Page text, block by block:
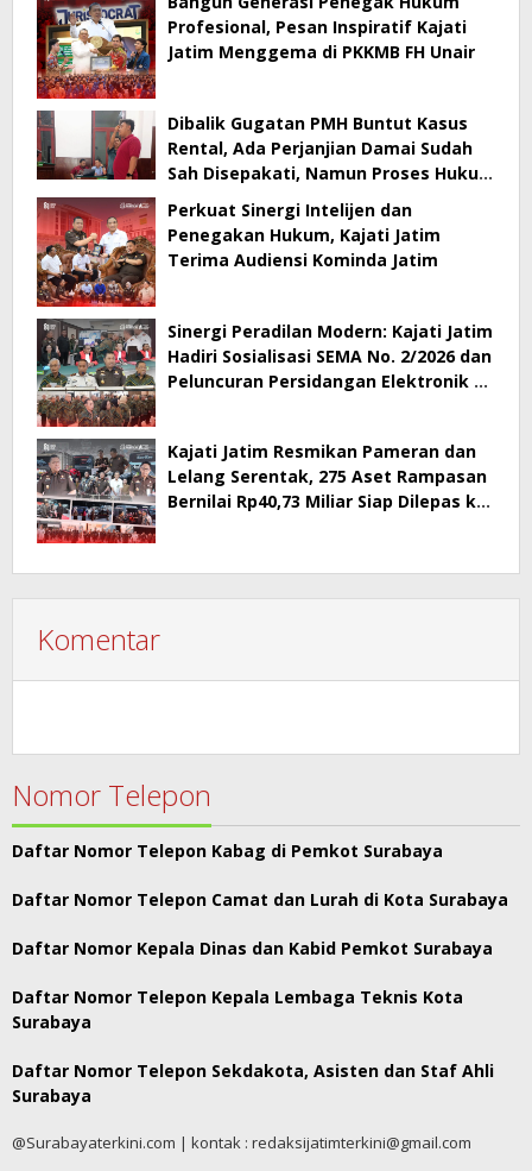
Profesional, Pesan Inspiratif Kajati
Jatim Menggema di PKKMB FH Unair
Dibalik Gugatan PMH Buntut Kasus
Rental, Ada Perjanjian Damai Sudah
Sah Disepakati, Namun Proses Hukum
Berlanjut
Perkuat Sinergi Intelijen dan
Penegakan Hukum, Kajati Jatim
Terima Audiensi Kominda Jatim
Sinergi Peradilan Modern: Kajati Jatim
Hadiri Sosialisasi SEMA No. 2/2026 dan
Peluncuran Persidangan Elektronik di
Kajati Jatim Resmikan Pameran dan
Lelang Serentak, 275 Aset Rampasan
Bernilai Rp40,73 Miliar Siap Dilepas ke
Komentar
Nomor Telepon
Daftar Nomor Telepon Kabag di Pemkot Surabaya
Daftar Nomor Telepon Camat dan Lurah di Kota Surabaya
Daftar Nomor Kepala Dinas dan Kabid Pemkot Surabaya
Daftar Nomor Telepon Kepala Lembaga Teknis Kota
Surabaya
Daftar Nomor Telepon Sekdakota, Asisten dan Staf Ahli
Surabaya
@Surabayaterkini.com | kontak : redaksijatimterkini@gmail.com